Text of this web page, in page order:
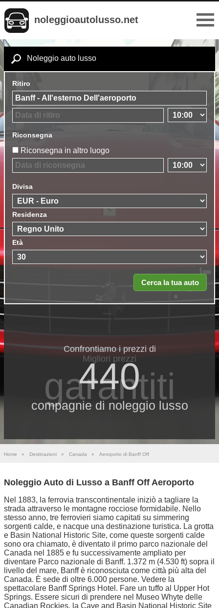
noleggioautolusso.net
Noleggio auto lusso
Ritiro
Riconsegna
Riconsegna in altro luogo
Divisa
Residenza
Età
Confrontiamo i prezzi di
440
compagnie di noleggio lusso
Migliori prezzi
garantiti
Home » Destinazioni » Canada » Aeroporto di Banff Off
Noleggio Auto di Lusso a Banff Off Aeroporto
Nel 1883, la ferrovia transcontinentale iniziò a tagliare la
strada attraverso le montagne rocciose formidabile. Nello
stesso anno, tre ferrovieri siamo capitati su simmering
sorgenti calde, e nacque una destinazione turistica. La grotta
e Basin National Historic Site, come queste sorgenti calde
sono ora chiamato, è diventato il primo parco nazionale del
Canada nel 1885 e fu successivamente ampliato per
diventare Parco nazionale di Banff. 1.372 m (4.530 ft) sopra il
livello del mare, Banff è riconosciuta come città più alta del
Canada. È sede di oltre 6.000 persone. Vedere la
spettacolare Banff Springs Hotel. Fare un tuffo al Upper Hot
Springs. Essere sicuri di prendere nel Museo Whyte delle
Canadian Rockies, la Cave and Basin National Historic Site